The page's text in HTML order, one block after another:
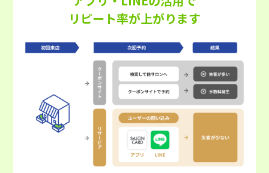
リピート率が上がります